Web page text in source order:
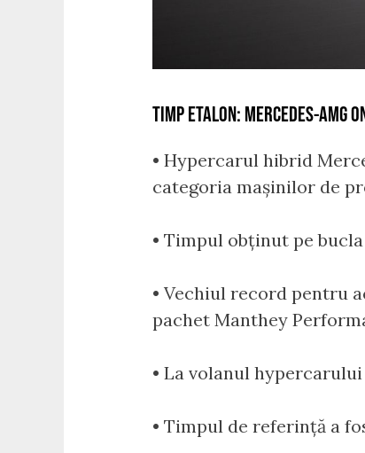
TIMP ETALON: MERCEDES-AMG
• Hypercarul hibrid
categoria mașinilor de
• Timpul obținut pe
• Vechiul record pentru
pachet Manthey
• La volanul
• Timpul de referință a